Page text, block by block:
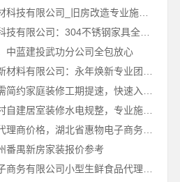
嘉兴美居乐建材科技有限公司_旧房改造专业施工口碑推荐
江苏东钢金属科技有限公司：304不锈钢家具全国地址
中蓝建投武功分公司全包放心
万赢饰家：乡村自建居室装修水电规整，专业施工保障
小型生鲜食品代理商价格，湖北省惠物电子商务有限公司
番禺新房家装报价参考